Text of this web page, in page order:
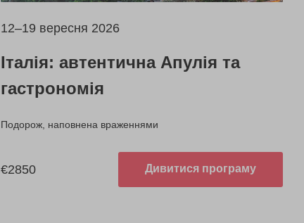
12–19 вересня 2026
Італія: автентична Апулія та
гастрономія
Подорож, наповнена враженнями
€2850 Дивитися програму